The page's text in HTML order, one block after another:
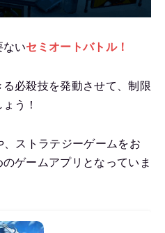
ないセミオートバトル！
必殺技を発動させて、制限
う！
ストラテジーゲームをお
ゲームアプリとなっていま